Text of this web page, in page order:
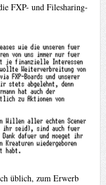
FXP- und Filesharing-
üblich, zum Erwerb